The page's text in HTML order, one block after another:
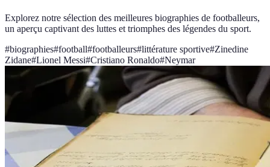
Explorez notre sélection des meilleures biographies de footballeurs,
un aperçu captivant des luttes et triomphes des légendes du sport.
#biographies#football#footballeurs#littérature sportive#Zinedine
Zidane#Lionel Messi#Cristiano Ronaldo#Neymar